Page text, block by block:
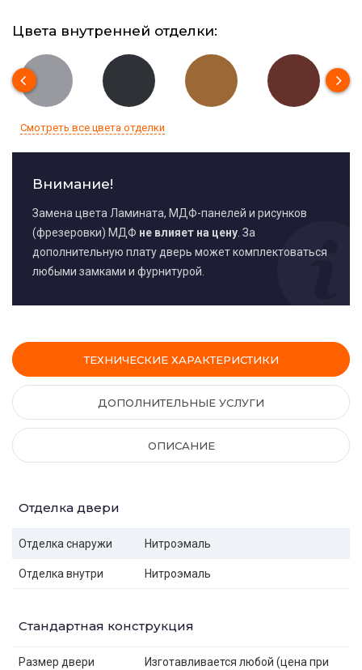
Цвета внутренней отделки:
Смотреть все цвета отделки
Внимание!
Замена цвета Ламината, МДФ-панелей и рисунков
(фрезеровки) МДФ не влияет на цену . За
дополнительную плату дверь может комплектоваться
любыми замками и фурнитурой.
ТЕХНИЧЕСКИЕ ХАРАКТЕРИСТИКИ
ДОПОЛНИТЕЛЬНЫЕ УСЛУГИ
ОПИСАНИЕ
Отделка двери
Отделка снаружи Нитроэмаль
Отделка внутри Нитроэмаль
Стандартная конструкция
Размер двери
Изготавливается любой (цена при